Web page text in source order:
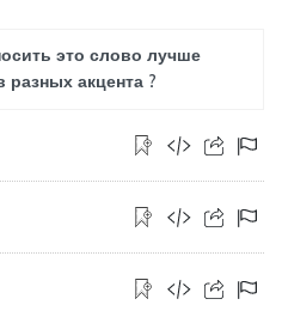
это слово лучше
разных акцента ?